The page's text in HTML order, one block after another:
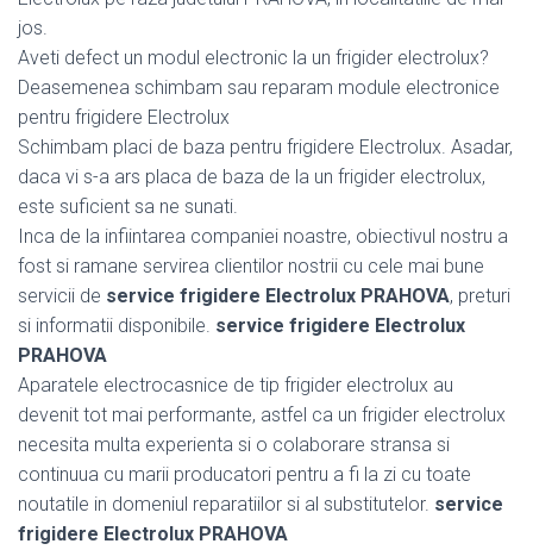
jos.
Aveti defect un modul electronic la un frigider electrolux?
Deasemenea schimbam sau reparam module electronice
pentru frigidere Electrolux
Schimbam placi de baza pentru frigidere Electrolux. Asadar,
daca vi s-a ars placa de baza de la un frigider electrolux,
este suficient sa ne sunati.
Inca de la infiintarea companiei noastre, obiectivul nostru a
fost si ramane servirea clientilor nostrii cu cele mai bune
servicii de service frigidere Electrolux PRAHOVA, preturi
si informatii disponibile. service frigidere Electrolux
PRAHOVA
Aparatele electrocasnice de tip frigider electrolux au
devenit tot mai performante, astfel ca un frigider electrolux
necesita multa experienta si o colaborare stransa si
continuua cu marii producatori pentru a fi la zi cu toate
noutatile in domeniul reparatiilor si al substitutelor. service
frigidere Electrolux PRAHOVA